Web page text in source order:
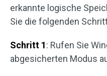
erkannte logische
Sie die folgenden
Schritt 1: Rufen Sie
abgesicherten Modus